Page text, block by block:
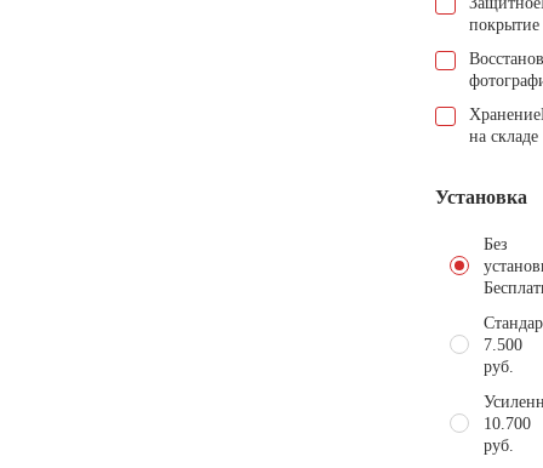
покрытие
Хранение
на складе
Установка
Без
7.500
руб.
10.700
руб.